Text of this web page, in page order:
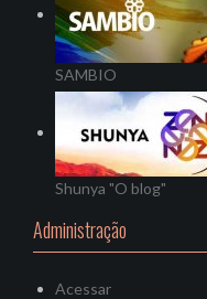
SAMBIO
Shunya "O blog"
Administração
Acessar